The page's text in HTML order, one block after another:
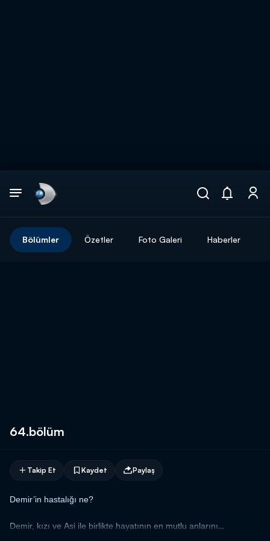
Bölümler Özetler Foto Galeri Haberler
64.bölüm
Takip Et Kaydet Paylaş
Demir’in hastalığı ne?
Demir, kızı ve Asi ile birlikte hayatının en mutlu anlarını